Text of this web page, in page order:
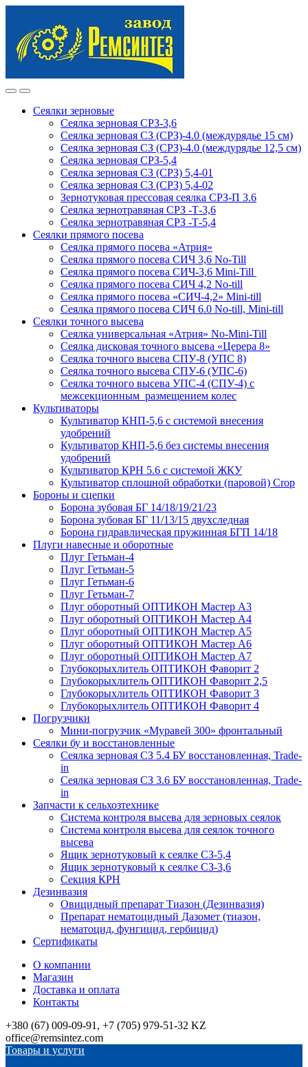
navigation
content
Сеялки зерновые
Сеялка зерновая СРЗ-3,6
Сеялка зерновая СЗ (СРЗ)-4.0 (междурядье 15 см)
Сеялка зерновая СЗ (СРЗ)-4.0 (междурядье 12,5 см)
Сеялка зерновая СРЗ-5,4
Сеялка зерновая СЗ (СРЗ) 5,4-01
Сеялка зерновая СЗ (СРЗ) 5,4-02
Зернотуковая прессовая сеялка СРЗ-П 3.6
Сеялка зернотравяная СРЗ -Т-3,6
Сеялка зернотравяная СРЗ -Т-5,4
Сеялки прямого посева
Сеялка прямого посева «Атрия»
Сеялка прямого посева СИЧ 3,6 No-Till
Сеялка прямого посева СИЧ-3,6 Mini-Till
Сеялка прямого посева СИЧ 4,2 No-till
Сеялка прямого посева «СИЧ-4,2» Mini-till
Сеялка прямого посева СИЧ 6.0 No-till, Mini-till
Сеялки точного высева
Сеялка универсальная «Атрия» No-Mini-Till
Сеялка дисковая точного высева «Церера 8»
Сеялка точного высева СПУ-8 (УПС 8)
Сеялка точного высева СПУ-6 (УПС-6)
Сеялка точного высева УПС-4 (СПУ-4) с
межсекционным размещением колес
Культиваторы
Культиватор КНП-5,6 с системой внесения
удобрений
Культиватор КНП-5,6 без системы внесения
удобрений
Культиватор КРН 5.6 с системой ЖКУ
Культиватор сплошной обработки (паровой) Crop
Бороны и сцепки
Борона зубовая БГ 14/18/19/21/23
Борона зубовая БГ 11/13/15 двухследная
Борона гидравлическая пружинная БГП 14/18
Плуги навесные и оборотные
Плуг Гетьман-4
Плуг Гетьман-5
Плуг Гетьман-6
Плуг Гетьман-7
Плуг оборотный ОПТИКОН Мастер А3
Плуг оборотный ОПТИКОН Мастер А4
Плуг оборотный ОПТИКОН Мастер А5
Плуг оборотный ОПТИКОН Мастер А6
Плуг оборотный ОПТИКОН Мастер А7
Глубокорыхлитель ОПТИКОН Фаворит 2
Глубокорыхлитель ОПТИКОН Фаворит 2,5
Глубокорыхлитель ОПТИКОН Фаворит 3
Глубокорыхлитель ОПТИКОН Фаворит 4
Погрузчики
Мини-погрузчик «Муравей 300» фронтальный
Сеялки бу и восстановленные
Сеялка зерновая СЗ 5.4 БУ восстановленная, Trade-
in
Сеялка зерновая СЗ 3.6 БУ восстановленная, Trade-
in
Запчасти к сельхозтехнике
Система контроля высева для зерновых сеялок
Система контроля высева для сеялок точного
высева
Ящик зернотуковый к сеялке СЗ-5,4
Ящик зернотуковый к сеялке СЗ-3,6
Секция КРН
Дезинвазия
Овицидный препарат Тиазон (Дезинвазия)
Препарат нематоцидный Дазомет (тиазон,
нематоцид, фунгицид, гербицид)
Сертификаты
О компании
Магазин
Доставка и оплата
Контакты
+380 (67) 009-09-91, +7 (705) 979-51-32 KZ
office@remsintez.com
Товары и услуги